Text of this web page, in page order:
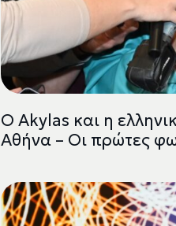
Ο Akylas και η
Αθήνα – Οι πρώτες